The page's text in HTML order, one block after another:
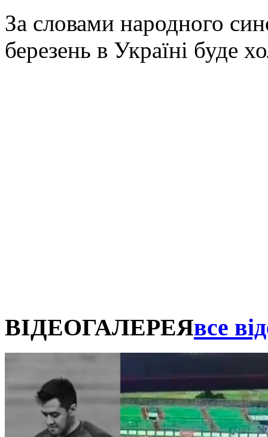
За словами народного
березень в Україні буде
ВІДЕОГАЛЕРЕЯвсе